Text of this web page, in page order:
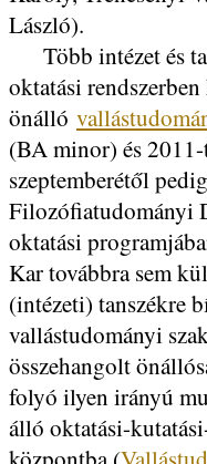
László).
Több intézet és
oktatási
önálló
(BA minor) és
szeptemberétől
Filozófiatudományi
oktatási
Kar továbbra sem
(intézeti) tanszékre
vallástudományi
összehangolt
folyó ilyen irányú
álló oktatási-